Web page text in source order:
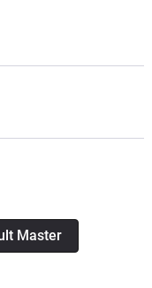
Master